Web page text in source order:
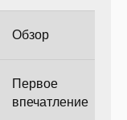
Обзор
Первое
впечатление